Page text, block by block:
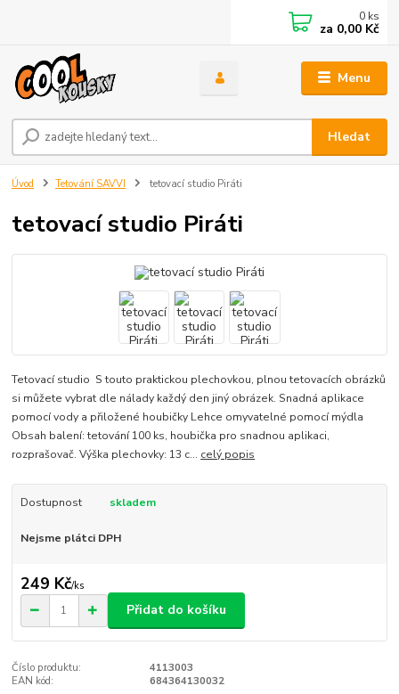
Menu
Hledat
0 ks
za 0,00 Kč
Úvod Tetování SAVVI tetovací studio Piráti
tetovací studio Piráti
Tetovací studio S touto praktickou plechovkou, plnou tetovacích obrázků
si můžete vybrat dle nálady každý den jiný obrázek. Snadná aplikace
pomocí vody a přiložené houbičky Lehce omyvatelné pomocí mýdla
Obsah balení: tetování 100 ks, houbička pro snadnou aplikaci,
rozprašovač. Výška plechovky: 13 c... celý popis
Dostupnost skladem
Nejsme plátci DPH
249 Kč/ks
Přidat do košíku
Číslo produktu:
4113003
EAN kód:
684364130032